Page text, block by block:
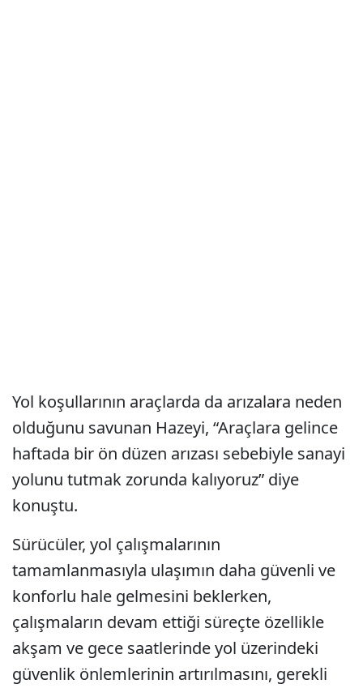
Yol koşullarının araçlarda da arızalara neden
olduğunu savunan Hazeyi, “Araçlara gelince
haftada bir ön düzen arızası sebebiyle sanayi
yolunu tutmak zorunda kalıyoruz” diye
konuştu.
Sürücüler, yol çalışmalarının
tamamlanmasıyla ulaşımın daha güvenli ve
konforlu hale gelmesini beklerken,
çalışmaların devam ettiği süreçte özellikle
akşam ve gece saatlerinde yol üzerindeki
güvenlik önlemlerinin artırılmasını, gerekli